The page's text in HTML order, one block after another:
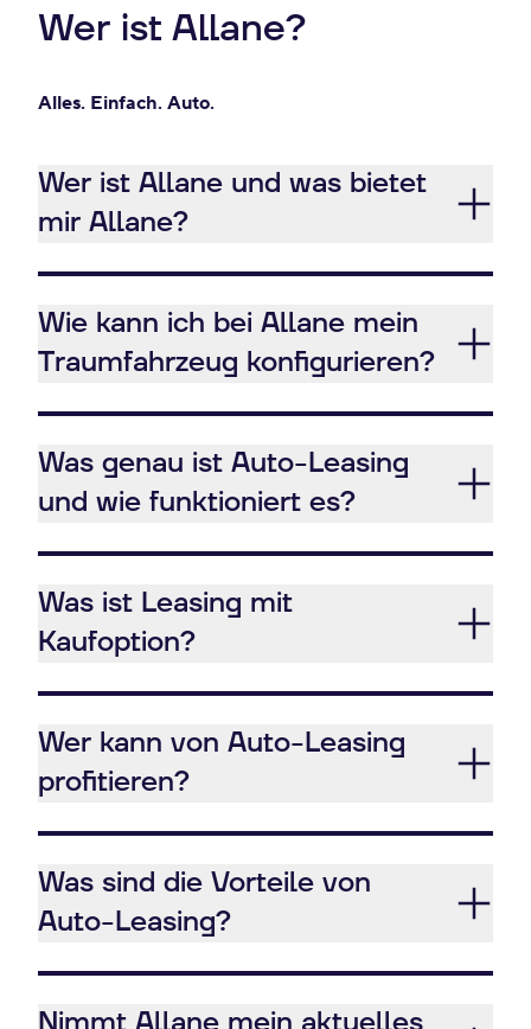
Wer ist Allane?
Alles. Einfach. Auto.
Wer ist Allane und was bietet
mir Allane?
Wie kann ich bei Allane mein
Traumfahrzeug konfigurieren?
Was genau ist Auto-Leasing
und wie funktioniert es?
Was ist Leasing mit
Kaufoption?
Wer kann von Auto-Leasing
profitieren?
Was sind die Vorteile von
Auto-Leasing?